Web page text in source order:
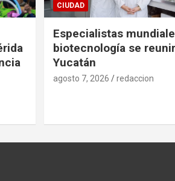
CIUDAD
Especialistas
biotecnología se
Yucatán
agosto 7, 2026 redaccion